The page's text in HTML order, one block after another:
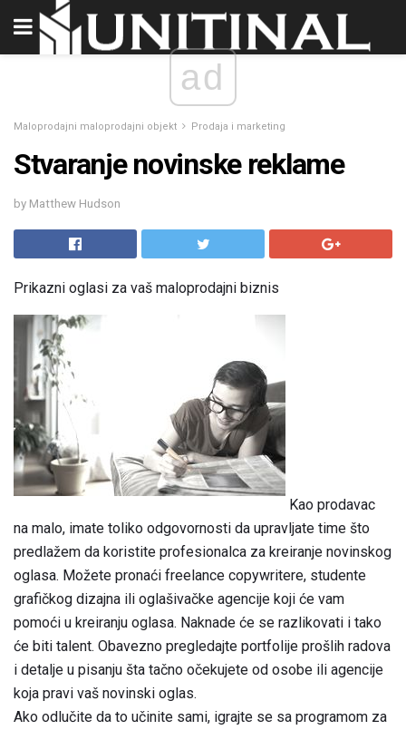
ad
Maloprodajni maloprodajni objekt Prodaja i marketing
Stvaranje novinske reklame
by Matthew Hudson
Prikazni oglasi za vaš maloprodajni biznis
Kao prodavac
na malo, imate toliko odgovornosti da upravljate time što
predlažem da koristite profesionalca za kreiranje novinskog
oglasa. Možete pronaći freelance copywritere, studente
grafičkog dizajna ili oglašivačke agencije koji će vam
pomoći u kreiranju oglasa. Naknade će se razlikovati i tako
će biti talent. Obavezno pregledajte portfolije prošlih radova
i detalje u pisanju šta tačno očekujete od osobe ili agencije
koja pravi vaš novinski oglas.
Ako odlučite da to učinite sami, igrajte se sa programom za